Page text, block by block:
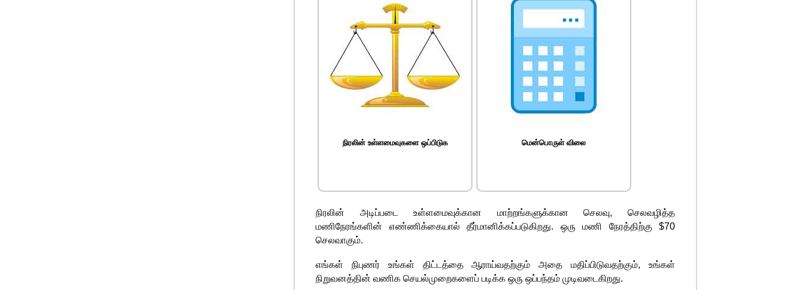
நிரலின் உள்ளமைவுகளை ஒப்பிடுக மென்பொருள் விலை
நிரலின் அடிப்படை உள்ளமைவுக்கான மாற்றங்களுக்கான செலவு, செலவழித்த
மணிநேரங்களின் எண்ணிக்கையால் தீர்மானிக்கப்படுகிறது. ஒரு மணி நேரத்திற்கு $70
செலவாகும்.
எங்கள் நிபுணர் உங்கள் திட்டத்தை ஆராய்வதற்கும் அதை மதிப்பிடுவதற்கும், உங்கள்
நிறுவனத்தின் வணிக செயல்முறைகளைப் படிக்க ஒரு ஒப்பந்தம் முடிவடைகிறது.